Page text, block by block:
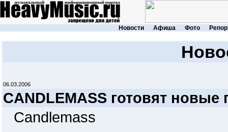
Новости Афиша Фото
06.03.2006
CANDLEMASS готовят новые
Candlemass